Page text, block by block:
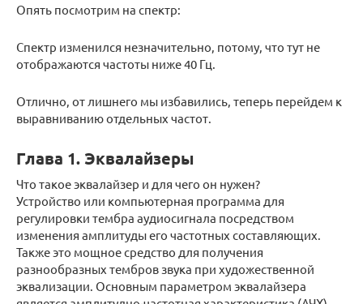
Опять посмотрим на спектр:
Спектр изменился незначительно, потому, что тут не
отображаются частоты ниже 40 Гц.
Отлично, от лишнего мы избавились, теперь перейдем к
выравниванию отдельных частот.
Глава 1. Эквалайзеры
Что такое эквалайзер и для чего он нужен?
Устройство или компьютерная программа для
регулировки тембра аудиосигнала посредством
изменения амплитуды его частотных составляющих.
Также это мощное средство для получения
разнообразных тембров звука при художественной
эквализации. Основным параметром эквалайзера